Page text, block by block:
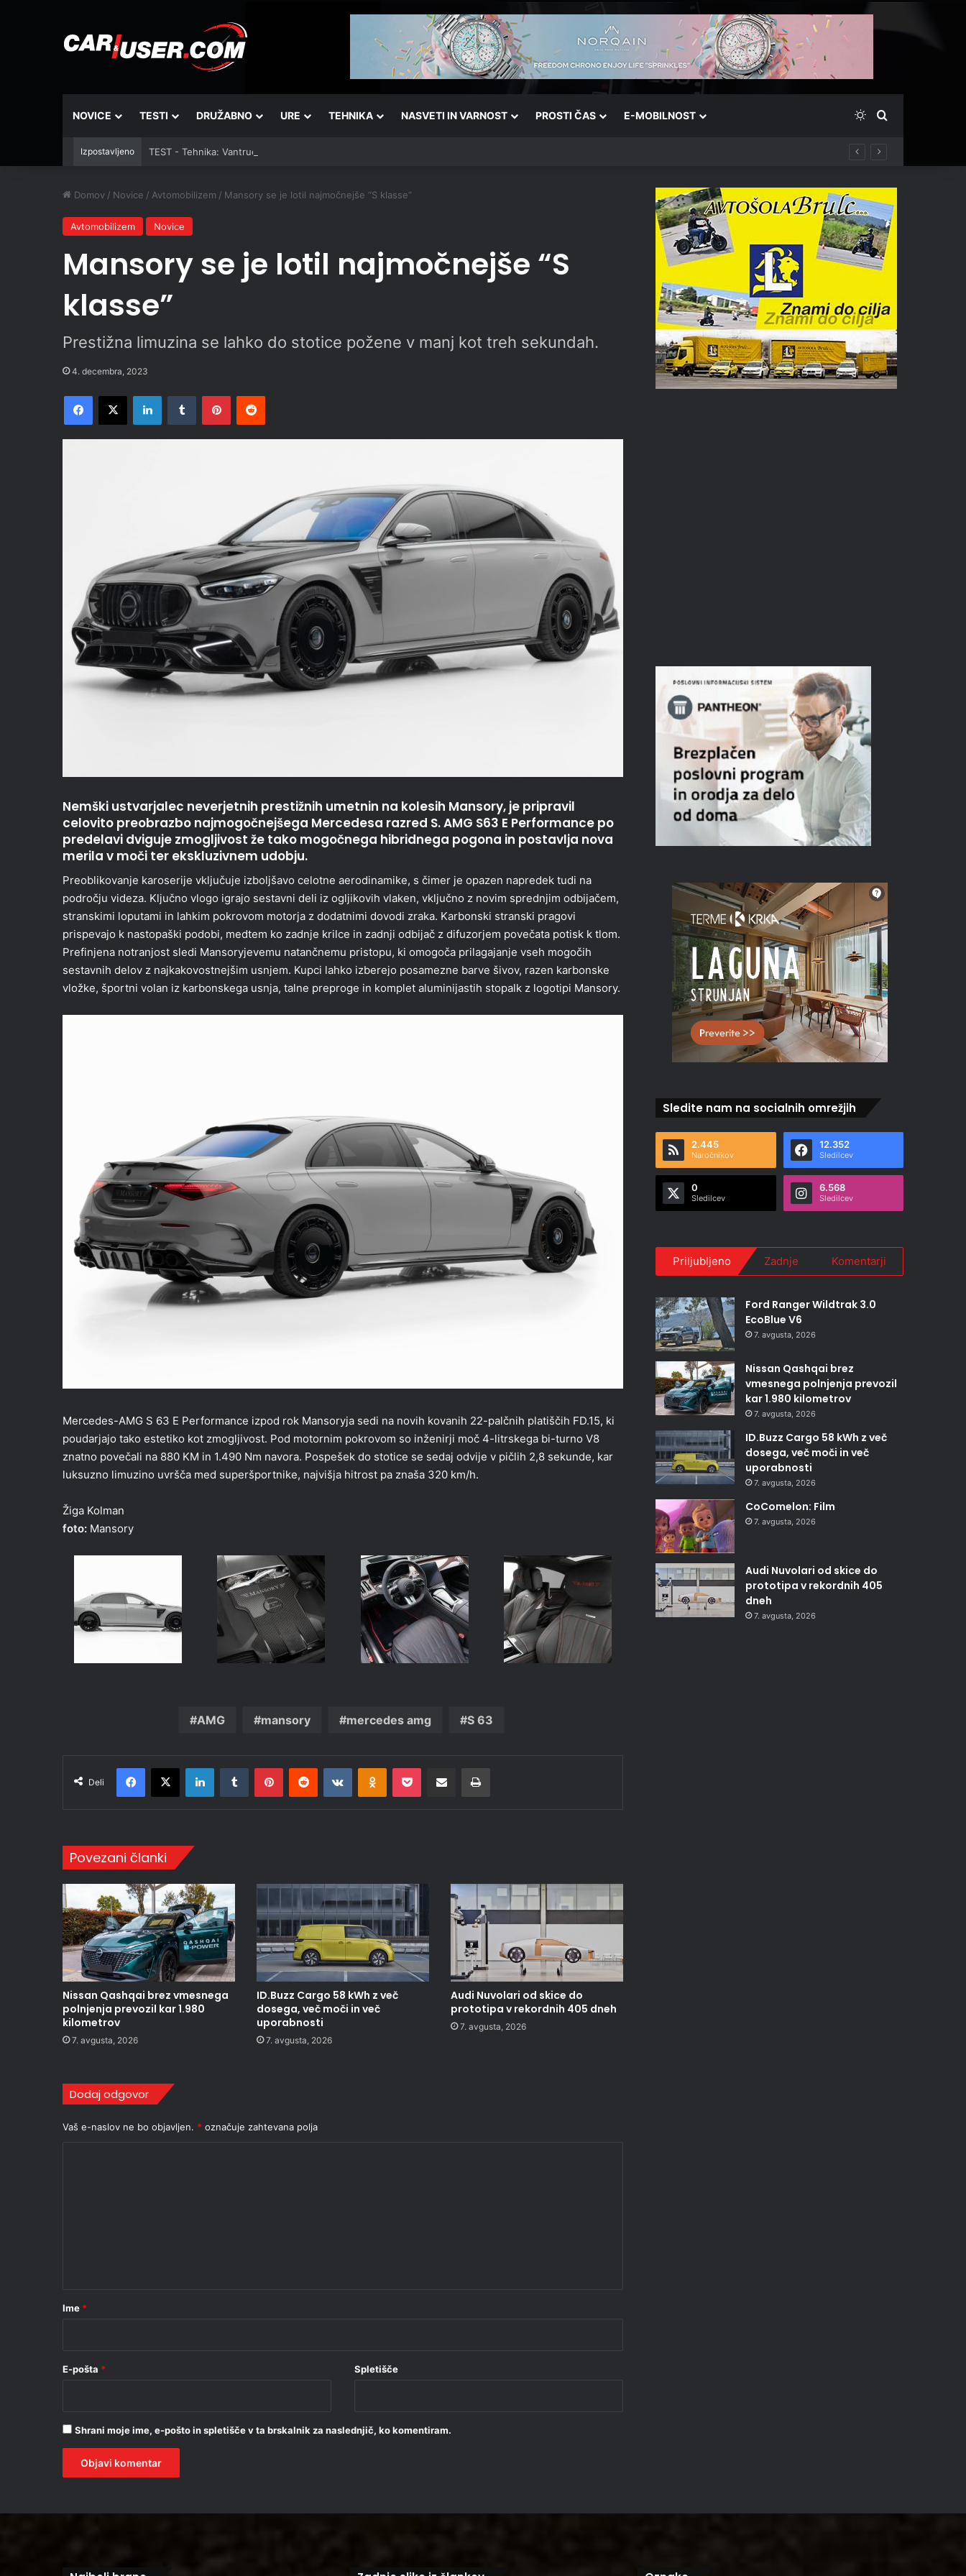
NOVICE TESTI DRUŽABNO URE TEHNIKA NASVETI IN VARNOST PROSTI ČAS E-MOBILNOST Switch skin
Išči
Izpostavljeno TEST - Tehnika: Vantrue JS3
Domov / Novice / Avtomobilizem / Mansory se je lotil najmočnejše “S klasse”
Avtomobilizem Novice
Mansory se je lotil najmočnejše “S
klasse”
Prestižna limuzina se lahko do stotice požene v manj kot treh sekundah.
4. decembra, 2023
Facebook
X LinkedInTumblr PinterestReddit
Nemški ustvarjalec neverjetnih prestižnih umetnin na kolesih Mansory, je pripravil
celovito preobrazbo najmogočnejšega Mercedesa razred S. AMG S63 E Performance po
predelavi dviguje zmogljivost že tako mogočnega hibridnega pogona in postavlja nova
merila v moči ter ekskluzivnem udobju.
Preoblikovanje karoserije vključuje izboljšavo celotne aerodinamike, s čimer je opazen napredek tudi na
področju videza. Ključno vlogo igrajo sestavni deli iz ogljikovih vlaken, vključno z novim sprednjim odbijačem,
stranskimi loputami in lahkim pokrovom motorja z dodatnimi dovodi zraka. Karbonski stranski pragovi
prispevajo k nastopaški podobi, medtem ko zadnje krilce in zadnji odbijač z difuzorjem povečata potisk k tlom.
Prefinjena notranjost sledi Mansoryjevemu natančnemu pristopu, ki omogoča prilagajanje vseh mogočih
sestavnih delov z najkakovostnejšim usnjem. Kupci lahko izberejo posamezne barve šivov, razen karbonske
vložke, športni volan iz karbonskega usnja, talne preproge in komplet aluminijastih stopalk z logotipi Mansory.
Mercedes-AMG S 63 E Performance izpod rok Mansoryja sedi na novih kovanih 22-palčnih platiščih FD.15, ki
poudarjajo tako estetiko kot zmogljivost. Pod motornim pokrovom so inženirji moč 4-litrskega bi-turno V8
znatno povečali na 880 KM in 1.490 Nm navora. Pospešek do stotice se sedaj odvije v pičlih 2,8 sekunde, kar
luksuzno limuzino uvršča med superšportnike, najvišja hitrost pa znaša 320 km/h.
Žiga Kolman
foto: Mansory
AMG mansory mercedes amg S 63
Deli
Facebook
X LinkedInTumblr PinterestReddit VKontakteOdnoklassniki
Pocket Deli po epošti Natisni
Povezani članki
Nissan Qashqai brez vmesnega
polnjenja prevozil kar 1.980
kilometrov
7. avgusta, 2026
ID.Buzz Cargo 58 kWh z več
dosega, več moči in več
uporabnosti
7. avgusta, 2026
Audi Nuvolari od skice do
prototipa v rekordnih 405 dneh
7. avgusta, 2026
Dodaj odgovor
Vaš e-naslov ne bo objavljen. * označuje zahtevana polja
rIme *
E-pošta * Spletišče
Shrani moje ime, e-pošto in spletišče v ta brskalnik za naslednjič, ko komentiram.
Sledite nam na socialnih omrežjih
2.445
Naročnikov
12.352
Sledilcev
0
Sledilcev
6.568
Sledilcev
Priljubljeno Zadnje Komentarji
Ford Ranger Wildtrak 3.0
EcoBlue V6
7. avgusta, 2026
Nissan Qashqai brez
vmesnega polnjenja prevozil
kar 1.980 kilometrov
7. avgusta, 2026
ID.Buzz Cargo 58 kWh z več
dosega, več moči in več
uporabnosti
7. avgusta, 2026
CoComelon: Film
7. avgusta, 2026
Audi Nuvolari od skice do
prototipa v rekordnih 405
dneh
7. avgusta, 2026